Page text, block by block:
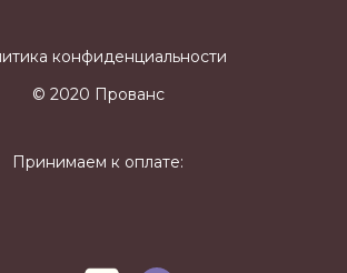
© 2020 Прованс
конфиденциальности
Принимаем к оплате: